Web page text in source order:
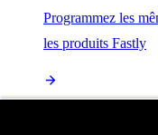
Programmez les
les produits Fastly